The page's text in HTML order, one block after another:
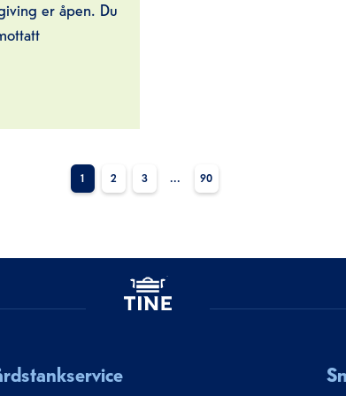
er åpen. Du
1 2 3 ... 90